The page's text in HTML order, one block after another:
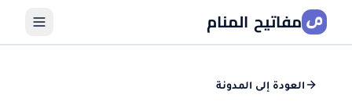
مفاتيح المنام
العودة إلى المدونة